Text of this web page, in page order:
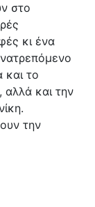
στο
κι ένα
και το
αλλά και την
την